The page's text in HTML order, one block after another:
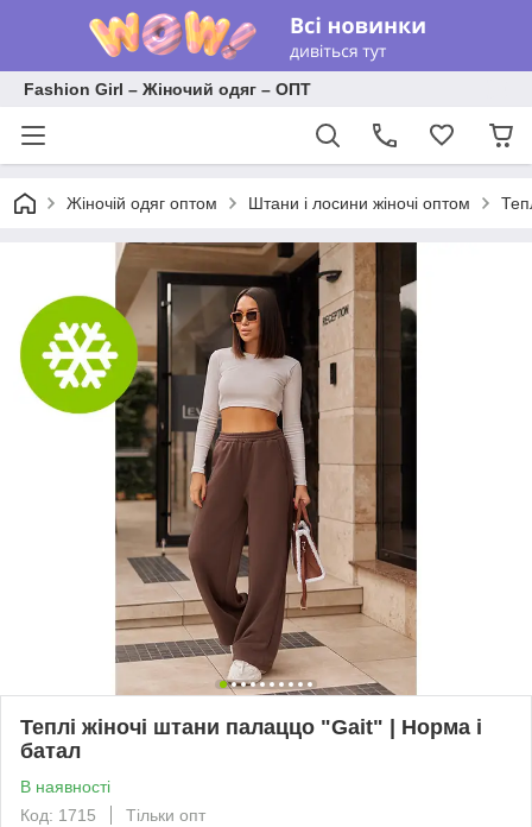
Fashion Girl – Жіночий одяг – ОПТ
Жіночій одяг оптом Штани і лосини жіночі оптом
Теплі жіночі штани палаццо "Gait" | Норма і
батал
В наявності
Код: 1715
Тільки опт